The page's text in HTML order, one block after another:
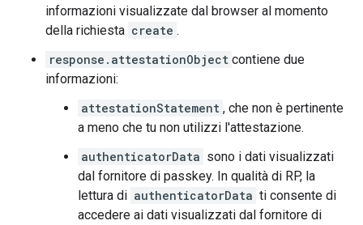
informazioni visualizzate dal browser al momento
della richiesta create .
response.attestationObject contiene due
informazioni:
attestationStatement , che non è pertinente
a meno che tu non utilizzi l'attestazione.
authenticatorData sono i dati visualizzati
dal fornitore di passkey. In qualità di RP, la
lettura di authenticatorData ti consente di
accedere ai dati visualizzati dal fornitore di